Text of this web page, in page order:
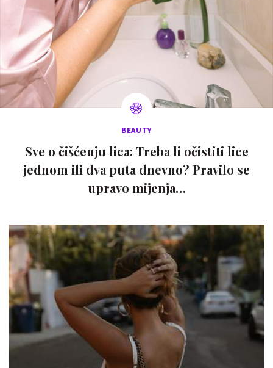
BEAUTY
Sve o čišćenju lica: Treba li očistiti lice
jednom ili dva puta dnevno? Pravilo se
upravo mijenja…